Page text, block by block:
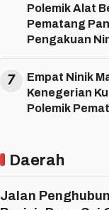
Polemik Alat
Pematang
Pengakuan
7
Empat Ninik
Kenegerian
Polemik
Daerah
Jalan